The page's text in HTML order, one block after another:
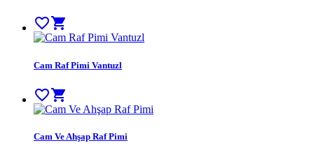
favorite_bordershopping_cart
Cam Raf Pimi Vantuzl
favorite_bordershopping_cart
Cam Ve Ahşap Raf Pimi